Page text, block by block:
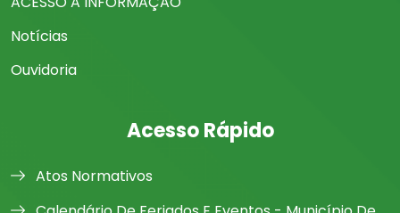
Notícias
Ouvidoria
Acesso Rápido
Atos Normativos